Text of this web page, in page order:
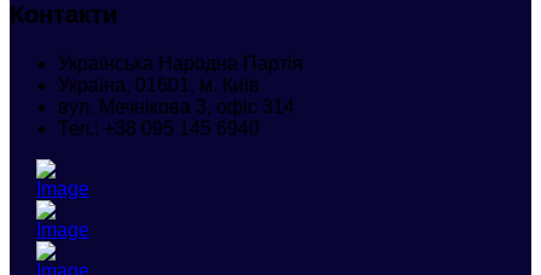
Контакти
Українська Народна Партія
Україна, 01601, м. Київ
вул. Мечнікова 3, офіс 314
Тел.: +38 095 145 6940